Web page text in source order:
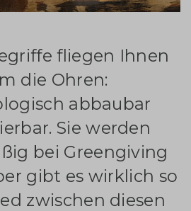
fliegen Ihnen
die Ohren:
abbaubar
Sie werden
bei Greengiving
gibt es wirklich so
zwischen diesen